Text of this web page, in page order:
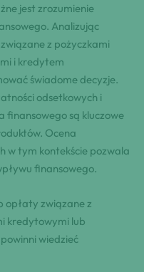
jest zrozumienie
Analizując
z pożyczkami
i kredytem
świadome decyzje.
odsetkowych i
są kluczowe
Ocena
w tym kontekście pozwala
finansowego.
opłaty związane z
kredytowymi lub
wiedzieć